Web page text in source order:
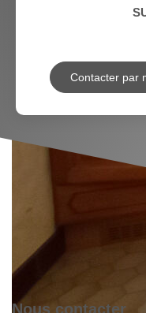
Contacter par
Nous contacter